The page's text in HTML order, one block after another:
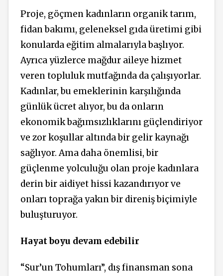
Proje, göçmen kadınların organik tarım,
fidan bakımı, geleneksel gıda üretimi gibi
konularda eğitim almalarıyla başlıyor.
Ayrıca yüzlerce mağdur aileye hizmet
veren topluluk mutfağında da çalışıyorlar.
Kadınlar, bu emeklerinin karşılığında
günlük ücret alıyor, bu da onların
ekonomik bağımsızlıklarını güçlendiriyor
ve zor koşullar altında bir gelir kaynağı
sağlıyor. Ama daha önemlisi, bir
güçlenme yolculuğu olan proje kadınlara
derin bir aidiyet hissi kazandırıyor ve
onları toprağa yakın bir direniş biçimiyle
buluşturuyor.
Hayat boyu devam edebilir
“Sur’un Tohumları”, dış finansman sona